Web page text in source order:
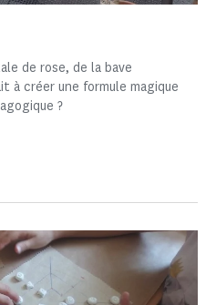
de rose, de la bave
à créer une formule magique
?